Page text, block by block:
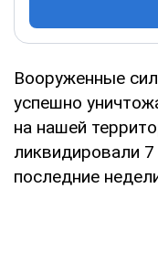
Вооруженные
успешно
на нашей
ликвидировали
последние